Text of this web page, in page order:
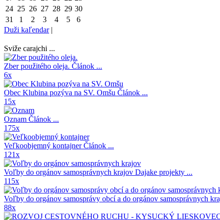
24 25 26 27 28 29 30
31
1 2 3 4 5
6
Duži kaľendar|
Sviže carajchi ...
Zber použitého oleja. Článok ...
6x
Obec Klubina pozýva na SV. Omšu Článok ...
15x
Oznam Článok ...
175x
Veľkoobjemný kontajnerČlánok ...
121x
Voľby do orgánov samosprávnych krajov Dajake projekty ...
115x
Voľby do orgánov samosprávy obcí a do orgánov samosprávnych
88x